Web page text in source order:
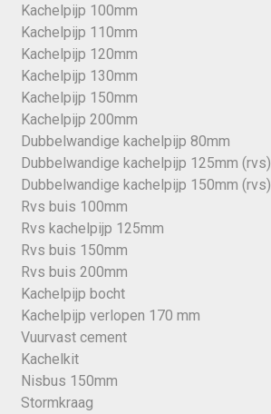
Kachelpijp 100mm
Kachelpijp 110mm
Kachelpijp 120mm
Kachelpijp 130mm
Kachelpijp 150mm
Kachelpijp 200mm
Dubbelwandige kachelpijp 80mm
Dubbelwandige kachelpijp 125mm (rvs)
Dubbelwandige kachelpijp 150mm (rvs)
Rvs buis 100mm
Rvs kachelpijp 125mm
Rvs buis 150mm
Rvs buis 200mm
Kachelpijp bocht
Kachelpijp verlopen 170 mm
Vuurvast cement
Kachelkit
Nisbus 150mm
Stormkraag